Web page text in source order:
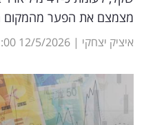
משפט
מדדים
ומחקרים
מצמצם את הפער מהמקום
איציק יצחקי |
12/5/2026